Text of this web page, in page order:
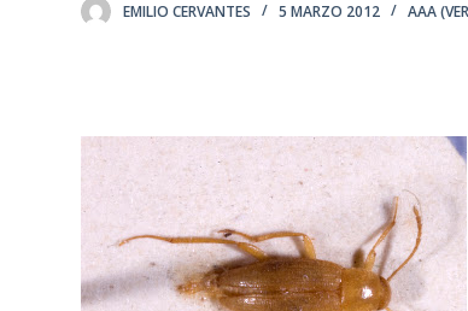
EMILIO CERVANTES 5 MARZO 2012 AAA